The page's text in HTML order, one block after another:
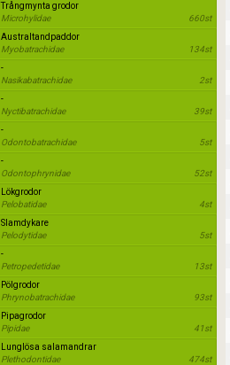
660st
Trångmynta grodor
Microhylidae
134st
Australtandpaddor
Myobatrachidae
2st
-
Nasikabatrachidae
39st
-
Nyctibatrachidae
5st
-
Odontobatrachidae
52st
-
Odontophrynidae
4st
Lökgrodor
Pelobatidae
5st
Slamdykare
Pelodytidae
13st
-
Petropedetidae
93st
Pölgrodor
Phrynobatrachidae
41st
Pipagrodor
Pipidae
474st
Lunglösa salamandrar
Plethodontidae